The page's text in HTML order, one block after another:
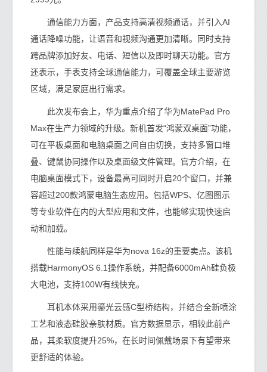
通信能力方面，产品支持高清视频通话，并引入AI
通话降噪功能，让语音和视频沟通更加清晰。同时支持
跨品牌添加好友、电话、短信以及即时聊天功能。官方
还表示，手表支持全球通信能力，可覆盖全球主要游览
区域，满足家庭出行需求。
此次发布会上，华为重点介绍了华为MatePad Pro
Max在生产力领域的升级。新机首发“鸿蒙双桌面”功能，
可在平板桌面和电脑桌面之间自由切换，支持多窗口堆
叠、键鼠协同操作以及桌面级文件管理。官方介绍，在
电脑桌面模式下，设备最高可同时开启20个窗口，并兼
容超过200款鸿蒙电脑生态应用。包括WPS、亿图图示
等专业软件在内的大型应用和文件，也能够实现快速启
动和加载。
性能与续航同样是华为nova 16z的重要卖点。该机
搭载HarmonyOS 6.1操作系统，并配备6000mAh硅负极
大电池，支持100W有线快充。
耳机本体采用鎏光云感C型桥结构，并结合全新喷涂
工艺和液态硅胶亲肤材质。官方数据显示，相较此前产
品，其柔软度提升25%，在长时间佩戴场景下有望带来
更舒适的体验。